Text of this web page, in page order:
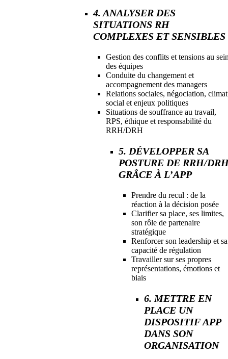
4. ANALYSER DES
SITUATIONS RH
COMPLEXES ET SENSIBLES
Gestion des conflits et tensions au
des équipes
Conduite du changement et
accompagnement des managers
Relations sociales, négociation, climat
social et enjeux politiques
Situations de souffrance au travail,
RPS, éthique et responsabilité du
RRH/DRH
5. DÉVELOPPER SA
POSTURE DE RRH/
GRÂCE À L’APP
Prendre du recul : de la
réaction à la décision posée
Clarifier sa place, ses limites,
son rôle de partenaire
stratégique
Renforcer son leadership et sa
capacité de régulation
Travailler sur ses propres
représentations, émotions et
biais
6. METTRE EN
PLACE UN
DISPOSITIF APP
DANS SON
ORGANISATION